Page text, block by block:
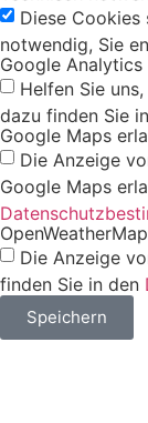
Diese
notwendig, Sie
Google Analytics
Helfen Sie
dazu finden Sie
Google Maps
Die Anzeige
Google Maps
Die Anzeige
finden Sie in den
Speichern